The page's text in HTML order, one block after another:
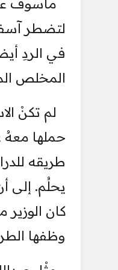
لتضطر
في الردِ
المخلص
لم تكنْ
حملها معهُ
طريقه
يحلُم. إلى
كان
وظفها